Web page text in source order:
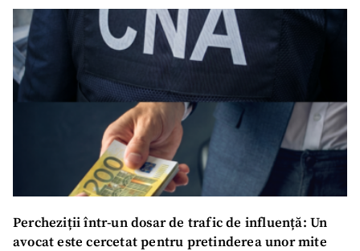
Percheziții într-un dosar de trafic de influență: Un
avocat este cercetat pentru pretinderea unor mite